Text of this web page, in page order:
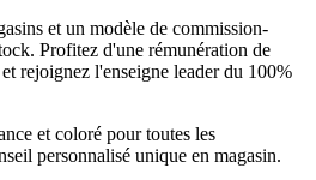
et un modèle de commission-
Profitez d'une rémunération de
rejoignez l'enseigne leader du 100%
et coloré pour toutes les
personnalisé unique en magasin.